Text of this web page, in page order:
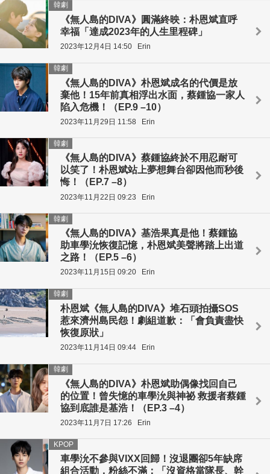
《無人島的DIVA》圓滿終映：朴恩斌直呼
幸福「達成2023年的人生里程碑」
韓劇
2023年12月4日 14:50 Erin
《無人島的DIVA》朴恩斌成名的代價是放
棄他！15年前真相浮出水面，蔡鍾協一家人
陷入危機！（EP.9 –10）
韓劇
2023年11月29日 11:58 Erin
《無人島的DIVA》蔡鍾協終於不用忍耐可
以笑了！朴恩斌站上夢想舞台卻因他而秒後
悔！（EP.7 –8）
韓劇
2023年11月22日 09:23 Erin
《無人島的DIVA》基浩果真是他！蔡鍾協
助車學沇恢復記憶，朴恩斌美聲將踏上出道
之路！（EP.5 –6）
韓劇
2023年11月15日 09:20 Erin
朴恩斌《無人島的DIVA》堆石頭拍攝SOS
惹來濟州島民怨！劇組道歉：「會負責盡快
恢復原狀」
韓劇
2023年11月14日 09:44 Erin
《無人島的DIVA》朴恩斌助偶像找回自己
的位置！曾失憶的車學沇與神祕 救援者蔡鍾
協到底誰是基浩！（EP.3 –4）
韓劇
2023年11月7日 17:26 Erin
車學沇不參與VIXX回歸！沒退團卻5年缺席
組合活動，粉絲不滿：「沒資格當隊長、幹
KPOP